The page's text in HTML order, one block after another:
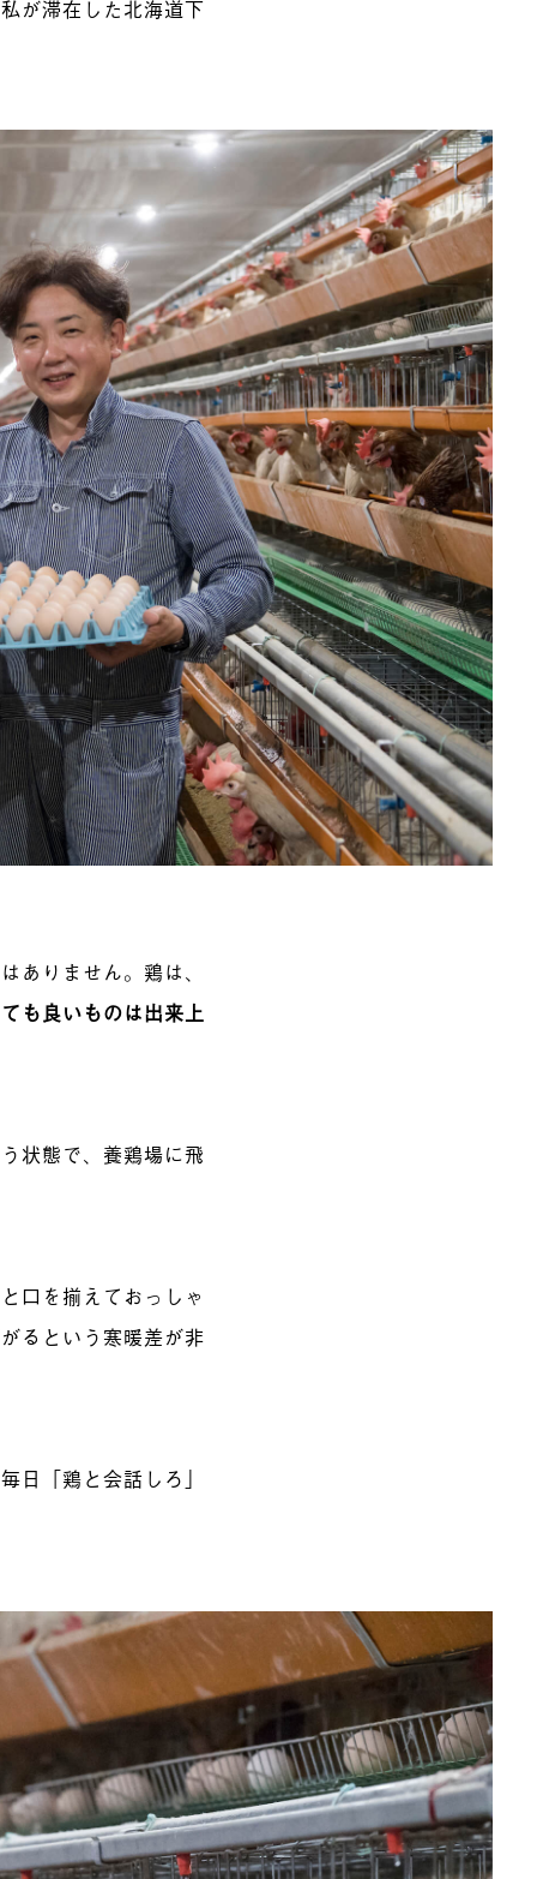
が滞在した北海道下
ありません。鶏は、
も良いものは出来上
状態で、養鶏場に飛
と口を揃えておっしゃ
るという寒暖差が非
日「鶏と会話しろ」